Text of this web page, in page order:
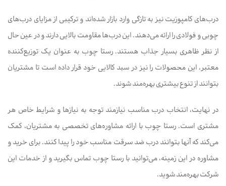
درب‌های کامپوزیت نیز به تازگی وارد بازار شده‌اند و ترکیبی از مزایای درب‌های
چوبی و فولادی را ارائه می‌دهند. این درب‌ها مقاومت بالایی دارند و در عین حال
از نظر ظاهری بسیار جذاب هستند. رستا چوب به عنوان یک توزیع‌کننده
معتبر، این محصولات را نیز در سبد کالایی خود قرار داده است تا مشتریان
بتوانند از تنوع بیشتری بهره‌مند شوند.
در نهایت، انتخاب درب مناسب نیازمند توجه به نیازها و شرایط خاص هر
مشتری است. رستا چوب با ارائه مشاوره‌های تخصصی به مشتریان، کمک
می‌کند که آنها بتوانند درب ضد سرقت مناسب خود را پیدا کنند. برای خرید و
مشاوره در این زمینه، می‌توانید با رستا چوب تماس بگیرید و از خدمات این
شرکت بهره‌مند شوید.